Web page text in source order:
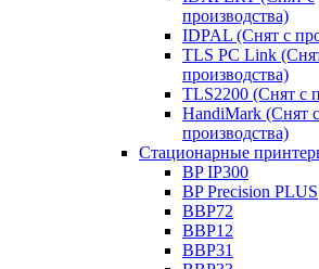
производства)
IDPAL (Снят с
TLS PC Link
производства)
TLS2200 (Снят с
HandiMark (Снят с
производства)
Стационарные
BP IP300
BP Precision PLUS
BBP72
BBP12
BBP31